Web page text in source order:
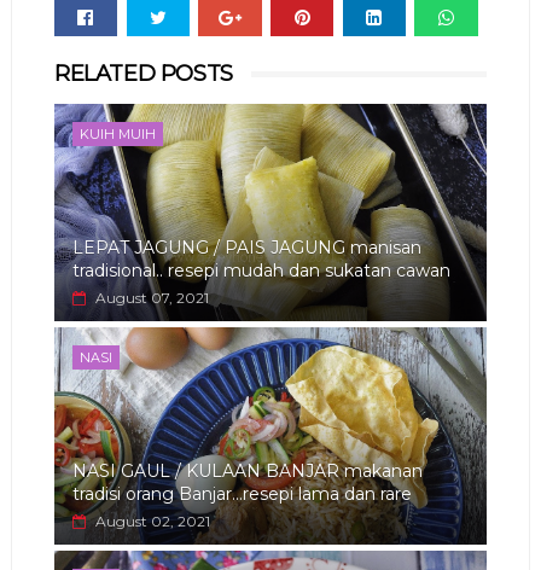
RELATED POSTS
KUIH MUIH
LEPAT JAGUNG / PAIS JAGUNG manisan
tradisional.. resepi mudah dan sukatan cawan
August 07, 2021
NASI
NASI GAUL / KULAAN BANJAR makanan
tradisi orang Banjar...resepi lama dan rare
August 02, 2021